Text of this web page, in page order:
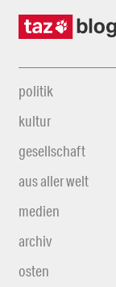
politik
kultur
gesellschaft
aus aller welt
medien
archiv
osten